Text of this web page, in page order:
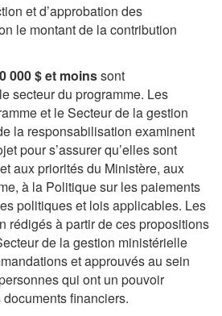
et d’approbation des
le montant de la contribution
000 $ et moinssont
secteur du programme. Les
et le Secteur de la gestion
la responsabilisation examinent
pour s’assurer qu’elles sont
aux priorités du Ministère, aux
à la Politique sur les paiements
politiques et lois applicables. Les
rédigés à partir de ces propositions
de la gestion ministérielle
et approuvés au sein
qui ont un pouvoir
financiers.